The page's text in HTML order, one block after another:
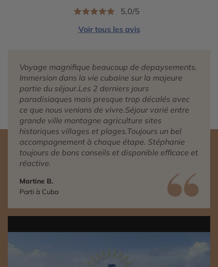
5,0/5
Voir tous les avis
Voyage magnifique beaucoup de depaysements.
Immersion dans la vie cubaine sur la majeure
partie du séjour.Les 2 derniers jours
paradisiaques mais presque trop décalés avec
ce que nous venions de vivre.Séjour varié entre
grande ville montagne agriculture sites
historiques villages et plages.Toujours un bel
accompagnement à chaque étape. Stéphanie
toujours de bons conseils et disponible efficace et
réactive.
Martine B.
Parti à Cuba